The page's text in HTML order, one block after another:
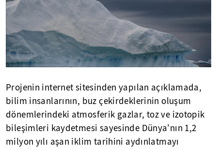
Projenin internet sitesinden yapılan açıklamada,
bilim insanlarının, buz çekirdeklerinin oluşum
dönemlerindeki atmosferik gazlar, toz ve izotopik
bileşimleri kaydetmesi sayesinde Dünya'nın 1,2
milyon yılı aşan iklim tarihini aydınlatmayı